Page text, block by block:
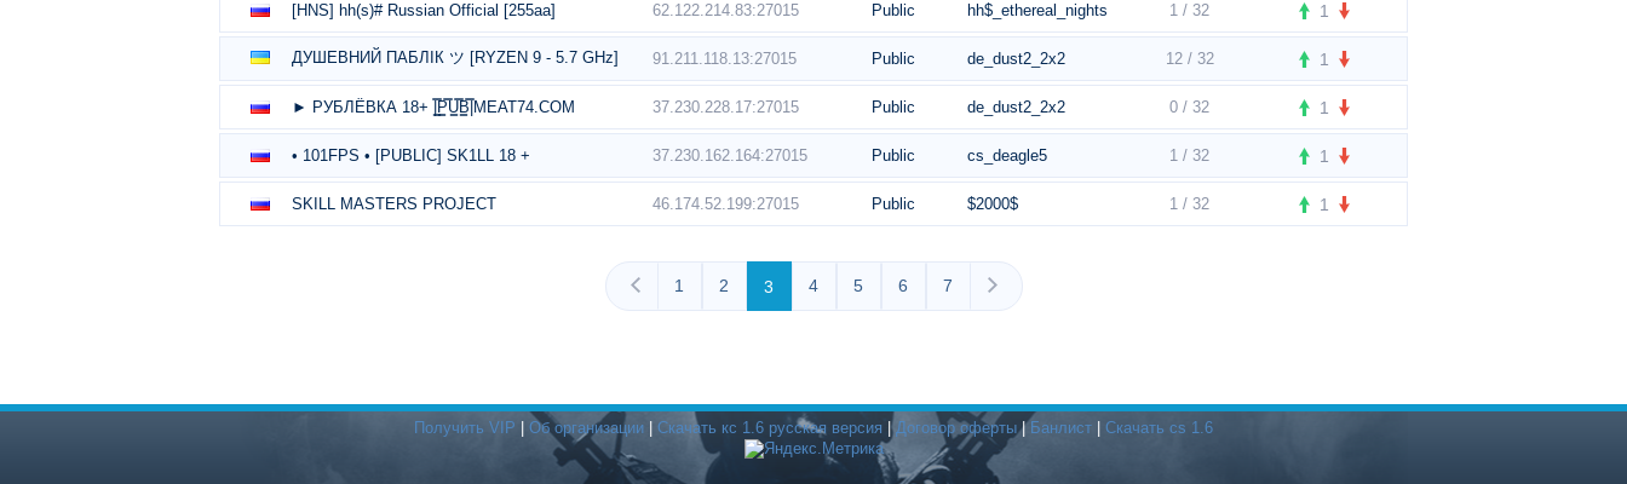
[HNS] hh(s)# Russian Official [255aa] 62.122.214.83:27015 Public hh$_ethereal_nights 1 / 32 1
ДУШЕВНИЙ ПАБЛІК ツ [RYZEN 9 - 5.7 GHz] 91.211.118.13:27015 Public de_dust2_2x2 12 / 32 1
► РУБЛЁВКА 18+ |͇̿P͇̿U͇̿B͇̿|MEAT74.COM 37.230.228.17:27015 Public de_dust2_2x2 0 / 32 1
• 101FPS • [PUBLIC] SK1LL 18 + 37.230.162.164:27015 Public cs_deagle5 1 / 32 1
SKILL MASTERS PROJECT 46.174.52.199:27015 Public $2000$ 1 / 32 1
1 2 3 4 5 6 7
Получить VIP Об организации Скачать кс 1.6 русская версия |Договор оферты| Банлист Скачать cs 1.6